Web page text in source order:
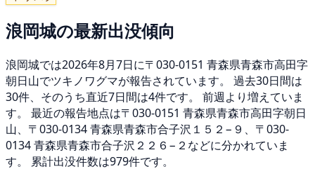
浪岡城の最新出没傾向
浪岡城では2026年8月7日に〒030-0151 青森県青森市高田字
朝日山でツキノワグマが報告されています。 過去30日間は
30件、そのうち直近7日間は4件です。 前週より増えていま
す。 最近の報告地点は〒030-0151 青森県青森市高田字朝日
山、〒030-0134 青森県青森市合子沢１５２−９、〒030-
0134 青森県青森市合子沢２２６−２などに分かれていま
す。 累計出没件数は979件です。